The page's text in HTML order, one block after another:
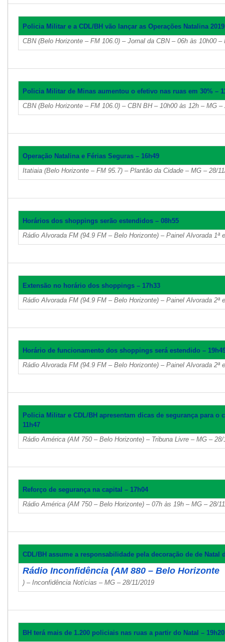
Policia Militar e a CDL/BH vão lançar as Operações Natalina
CBN (Belo Horizonte – FM 106.0) – Jornal da CBN – 06h às 10h00 –
Policia Militar de Minas aumentou o efetivo nas ruas em 30% –
CBN (Belo Horizonte – FM 106.0) – CBN BH – 10h00 às 12h – MG –
Operação Natalina e Férias Seguras – 16h49
Itatiaia (Belo Horizonte – FM 95.7) – Plantão da Cidade – MG – 28/
Horários dos shoppings serão estendidos – 08h55
Rádio Alvorada FM (94.9 FM – Belo Horizonte) – Painel Alvorada 1ª
Extensão no horário dos shoppings – 17h33
Rádio Alvorada FM (94.9 FM – Belo Horizonte) – Painel Alvorada 2ª
Horário de funcionamento dos shoppings será estendido –
Rádio Alvorada FM (94.9 FM – Belo Horizonte) – Painel Alvorada 2ª
Policia Militar e CDL/BH apresentam dicas de segurança para o
11h47
Rádio América (AM 750 – Belo Horizonte) – Tribuna Livre – MG – 28/
Reforço de segurança na capital – 17h04
Rádio América (AM 750 – Belo Horizonte) – 07h às 19h – MG – 28/
CDL/BH assume a responsabilidade pela decoração de de Natal
Rádio Inconfidência (AM 880 – Belo Horizonte
) – Inconfidência Notícias – MG – 28/11/2019
BH terá mais de 1.200 policiais nas ruas a partir do Natal – 19h20